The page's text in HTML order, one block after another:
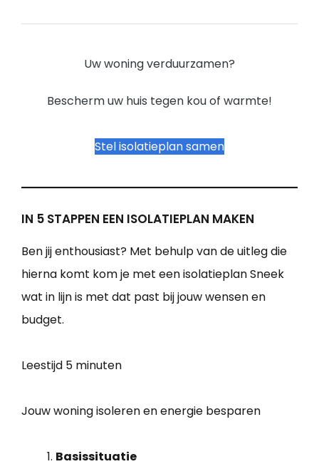
Uw woning verduurzamen?
Bescherm uw huis tegen kou of warmte!
Stel isolatieplan samen
IN 5 STAPPEN EEN ISOLATIEPLAN MAKEN
Ben jij enthousiast? Met behulp van de uitleg die
hierna komt kom je met een isolatieplan Sneek
wat in lijn is met dat past bij jouw wensen en
budget.
Leestijd 5 minuten
Jouw woning isoleren en energie besparen
Basissituatie